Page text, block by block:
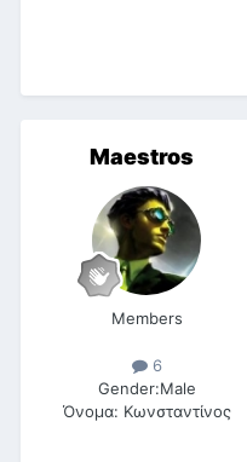
Maestros
Members
6
Gender:Male
Όνομα: Κωνσταντίνος